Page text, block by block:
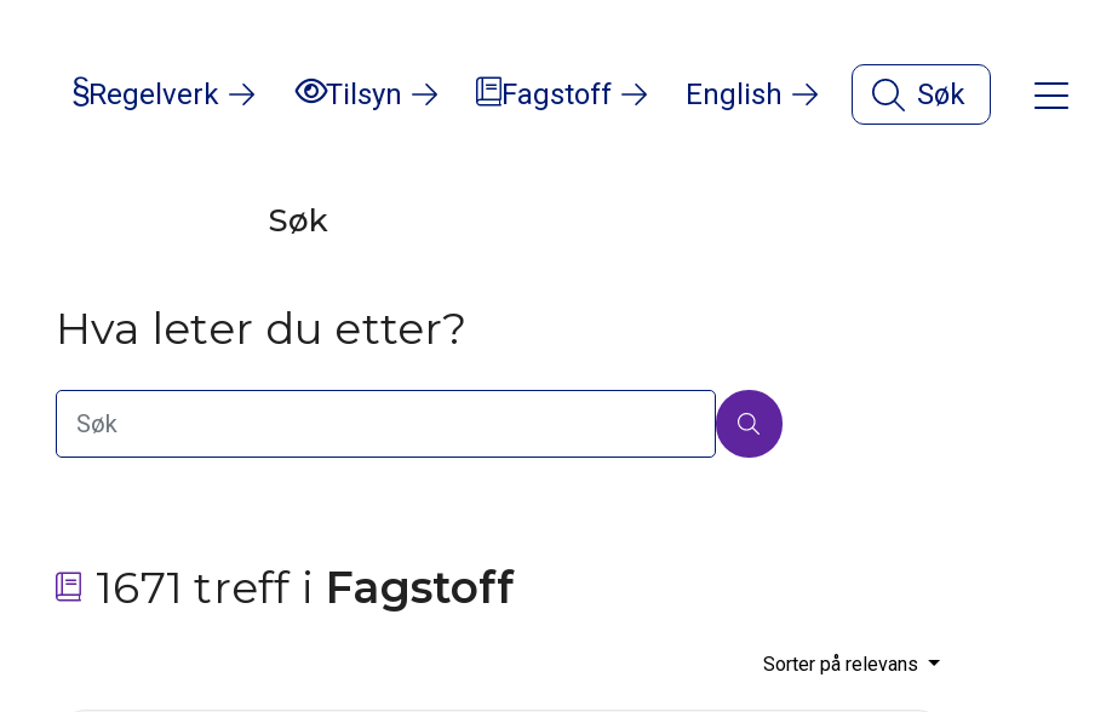
Regelverk Tilsyn Fagstoff English Søk
Søk
Hva leter du etter?
1671 treff i Fagstoff
Sorter på relevans